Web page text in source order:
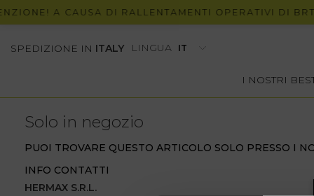
A CAUSA DI RALLENTAMENTI OPERATIVI DI
SPEDIZIONE IN ITALY LINGUA
I NOSTRI
Solo in negozio
PUOI TROVARE QUESTO ARTICOLO SOLO PRESSO I
INFO CONTATTI
HERMAX S.R.L.